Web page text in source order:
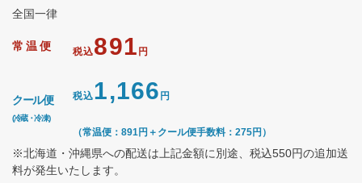
全国一律
常温便 税込891 円
クール便
(冷蔵・冷凍)
税込1,166 円
（常温便：891円＋クール便手数料：275円）
※北海道・沖縄県への配送は上記金額に別途、税込550円の追加送
料が発生いたします。